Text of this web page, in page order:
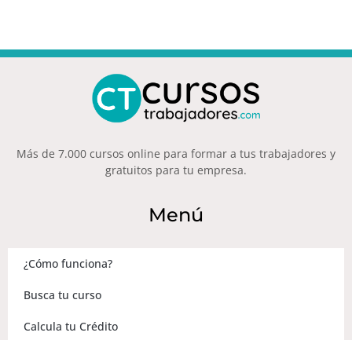
Más de 7.000 cursos online para formar a tus trabajadores y
gratuitos para tu empresa.
Menú
¿Cómo funciona?
Busca tu curso
Calcula tu Crédito